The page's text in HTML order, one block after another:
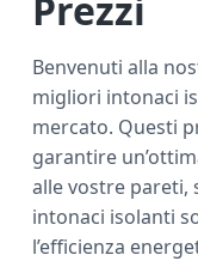
Benvenuti alla
migliori intonaci
mercato. Questi
garantire
alle vostre pareti,
intonaci isolanti
l’efficienza